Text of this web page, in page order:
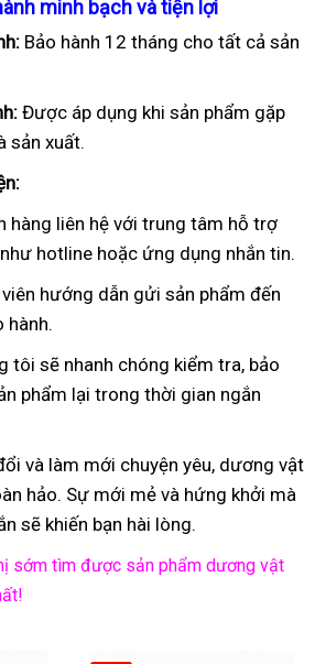
minh bạch và tiện lợi
Bảo hành 12 tháng cho tất cả sản
Được áp dụng khi sản phẩm gặp
sản xuất.
hàng liên hệ với trung tâm hỗ trợ
hotline hoặc ứng dụng nhắn tin.
hướng dẫn gửi sản phẩm đến
hành.
tôi sẽ nhanh chóng kiểm tra, bảo
phẩm lại trong thời gian ngắn
và làm mới chuyện yêu, dương vật
hảo. Sự mới mẻ và hứng khởi mà
sẽ khiến bạn hài lòng.
sớm tìm được sản phẩm dương vật